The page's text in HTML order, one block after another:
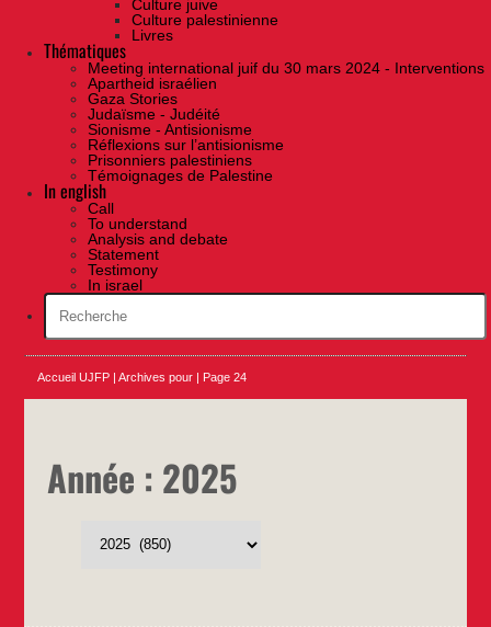
Culture juive
Culture palestinienne
Livres
Thématiques
Meeting international juif du 30 mars 2024 - Interventions
Apartheid israélien
Gaza Stories
Judaïsme - Judéité
Sionisme - Antisionisme
Réflexions sur l’antisionisme
Prisonniers palestiniens
Témoignages de Palestine
In english
Call
To understand
Analysis and debate
Statement
Testimony
In israel
Accueil UJFP| Archives pour| Page 24
Année : 2025